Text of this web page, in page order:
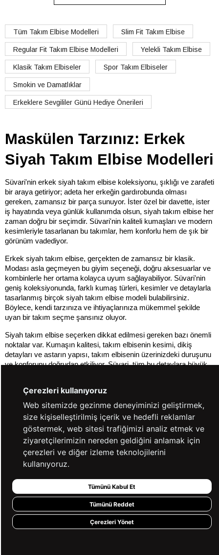
Tüm Takım Elbise Modelleri Slim Fit Takım Elbise
Regular Fit Takım Elbise Modelleri Yelekli Takım Elbise
Klasik Takım Elbiseler Spor Takım Elbiseler
Smokin ve Damatlıklar
Erkeklere Sevgililer Günü Hediye Önerileri
Maskülen Tarzınız: Erkek
Siyah Takım Elbise Modelleri
Süvari'nin erkek siyah takım elbise koleksiyonu, şıklığı ve zarafeti
bir araya getiriyor; adeta her erkeğin gardırobunda olması
gereken, zamansız bir parça sunuyor. İster özel bir davette, ister
iş hayatında veya günlük kullanımda olsun, siyah takım elbise her
zaman doğru bir seçimdir. Süvari'nin kaliteli kumaşları ve modern
kesimleriyle tasarlanan bu takımlar, hem konforlu hem de şık bir
görünüm vadediyor.
Erkek siyah takım elbise, gerçekten de zamansız bir klasik.
Modası asla geçmeyen bu giyim seçeneği, doğru aksesuarlar ve
kombinlerle her ortama kolayca uyum sağlayabiliyor. Süvari'nin
geniş koleksiyonunda, farklı kumaş türleri, kesimler ve detaylarla
tasarlanmış birçok siyah takım elbise modeli bulabilirsiniz.
Böylece, kendi tarzınıza ve ihtiyaçlarınıza mükemmel şekilde
uyan bir takım seçme şansınız oluyor.
Siyah takım elbise seçerken dikkat edilmesi gereken bazı önemli
noktalar var. Kumaşın kalitesi, takım elbisenin kesimi, dikiş
detayları ve astarın yapısı, takım elbisenin üzerinizdeki duruşunu
ve konforunu doğrudan etkiliyor. Süvari, tüm bu detaylara büyük
Neden Siyah Takım Elbise Tercih
Etmelisiniz?
Siyah takım elbise, erkek giyiminde gerçekten çok yönlü ve
vazgeçilmez bir parça. İşte siyah takım elbiseyi neden tercih
etmeniz gerektiğine dair birkaç önemli sebep:
Zamansız Şıklık: Siyah, her zaman şık ve zarif bir renk
olmuştur. Siyah takım elbise, modası asla geçmeyecek,
akıllıca bir yatırım.
Farklı aksesuarlar ve gömleklerle
kombinleyerek, hem resmi hem de daha rahat bir görünüm
yaratmanız mümkün.
Her Ortama Uygunluk: İş toplantılarından düğünlere, özel
Çerezleri kullanıyoruz
Web sitemizde gezinme deneyiminizi geliştirmek,
size kişiselleştirilmiş içerik ve hedefli reklamlar
göstermek, web sitesi trafiğimizi analiz etmek ve
ziyaretçilerimizin nereden geldiğini anlamak için
çerezleri ve diğer izleme teknolojilerini
kullanıyoruz.
Tümünü Kabul Et
Tümünü Reddet
Çerezleri Yönet